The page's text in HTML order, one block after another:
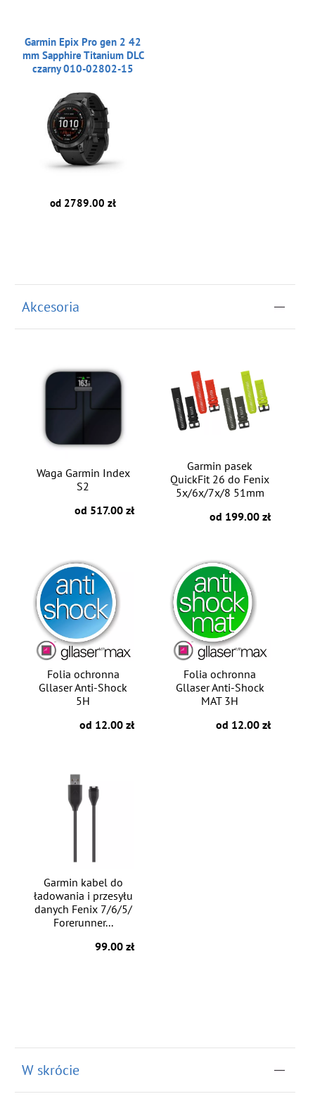
Garmin Epix Pro gen 2 42
mm Sapphire Titanium DLC
czarny 010-02802-15
od 2789.00 zł
Akcesoria
Waga Garmin Index
S2
od 517.00 zł
Garmin pasek
QuickFit 26 do Fenix
5x/6x/7x/8 51mm
od 199.00 zł
Folia ochronna
Gllaser Anti-Shock
5H
od 12.00 zł
Folia ochronna
Gllaser Anti-Shock
MAT 3H
od 12.00 zł
Garmin kabel do
ładowania i przesyłu
danych Fenix 7/6/5/
Forerunner...
99.00 zł
W skrócie